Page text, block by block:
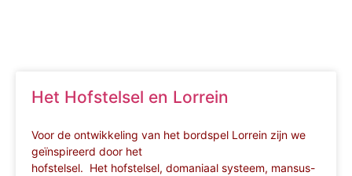
Het Hofstelsel en Lorrein
Voor de ontwikkeling van het bordspel Lorrein zijn we
geïnspireerd door het
hofstelsel. Het hofstelsel, domaniaal systeem, mansus-